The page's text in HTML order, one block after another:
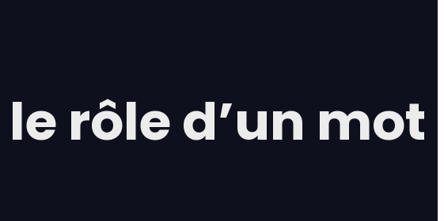
rôle d’un mot